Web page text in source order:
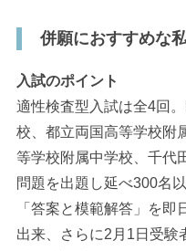
併願におすすめな
入試のポイント
適性検査型入試は全4回
校、都立両国高等学校附
等学校附属中学校、千代
問題を出題し延べ300名
「答案と模範解答」を
出来、さらに2月1日受験